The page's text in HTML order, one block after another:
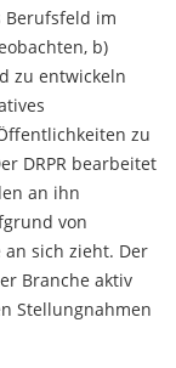
Berufsfeld im
b)
zu entwickeln
zu
DRPR bearbeitet
an ihn
von
sich zieht. Der
Branche aktiv
Stellungnahmen